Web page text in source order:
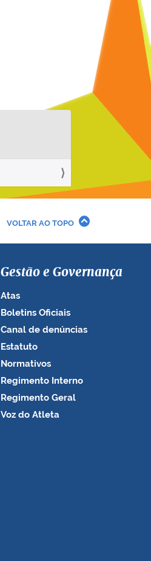
VOLTAR AO TOPO
Gestão e Governança
Atas
Boletins Oficiais
Canal de denúncias
Estatuto
Normativos
Regimento Interno
Regimento Geral
Voz do Atleta